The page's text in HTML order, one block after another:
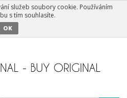
služeb soubory cookie. Používáním
s tím souhlasíte.
OK